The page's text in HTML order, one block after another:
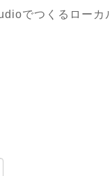
でつくるローカ